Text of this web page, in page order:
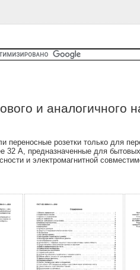
и аналогичного
переносные розетки только для
А, предназначенные для
и электромагнитной